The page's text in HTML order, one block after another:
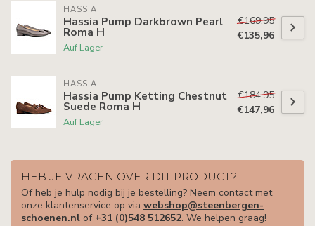
HASSIA
Hassia Pump Darkbrown Pearl
Roma H
Auf Lager
€169,95
€135,96
HASSIA
Hassia Pump Ketting Chestnut
Suede Roma H
Auf Lager
€184,95
€147,96
HEB JE VRAGEN OVER DIT PRODUCT?
Of heb je hulp nodig bij je bestelling? Neem contact met
onze klantenservice op via webshop@steenbergen-
schoenen.nl of +31 (0)548 512652. We helpen graag!